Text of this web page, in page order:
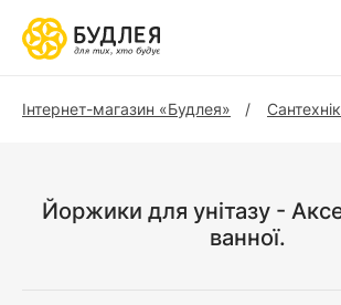
Інтернет-магазин «Будлея»
Йоржики для унітазу -
ванної.